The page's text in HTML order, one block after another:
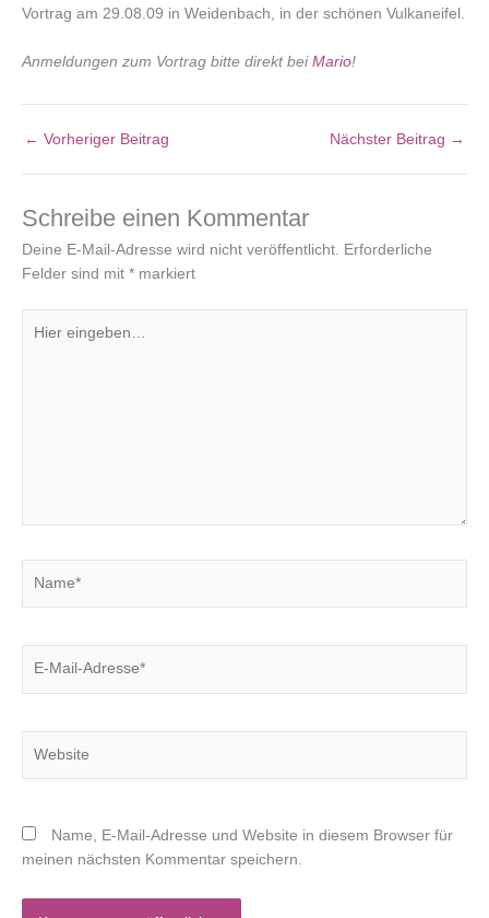
Vortrag am 29.08.09 in Weidenbach, in der schönen Vulkaneifel.
Anmeldungen zum Vortrag bitte direkt bei Mario!
← Vorheriger Beitrag Nächster Beitrag →
Schreibe einen Kommentar
Deine E-Mail-Adresse wird nicht veröffentlicht. Erforderliche
Felder sind mit * markiert
eingeben…
Name, E-Mail-Adresse und Website in diesem Browser für
meinen nächsten Kommentar speichern.